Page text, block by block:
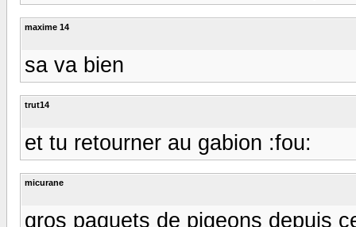
maxime 14
sa va bien
trut14
et tu retourner au gabion :fou:
micurane
gros paquets de pigeons depuis